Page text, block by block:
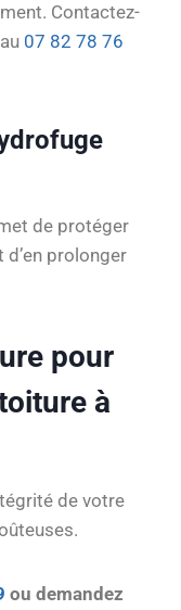
Contactez-
07 82 78 76
de protéger
prolonger
pour
à
de votre
ou demandez